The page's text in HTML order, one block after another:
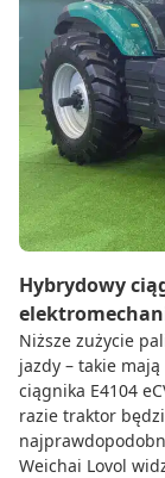
Hybrydowy
Niższe zużycie
jazdy – takie
ciągnika E4104
razie traktor
Weichai Lovol